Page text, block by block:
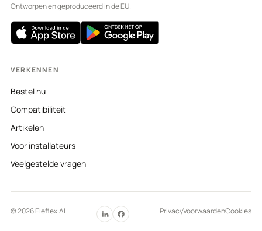
Ontworpen en geproduceerd in de EU.
VERKENNEN
Bestel nu
Compatibiliteit
Artikelen
Voor installateurs
Veelgestelde vragen
© 2026 Eleflex.AI PrivacyVoorwaardenCookies